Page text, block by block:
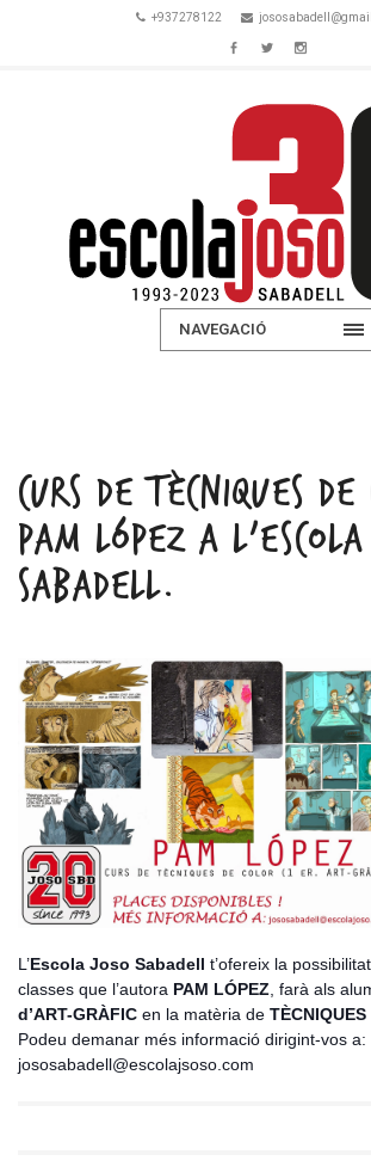
+937278122
NAVEGACIÓ
CURS DE TÈCNIQUES DE
PAM LÓPEZ A L’ESCOLA
SABADELL.
L’Escola Joso Sabadell t’ofereix la
classes que l’autora PAM LÓPEZ , farà als
d’ART-GRÀFIC en la matèria de
Podeu demanar més informació dirigint-vos a:
jososabadell@escolajsoso.com